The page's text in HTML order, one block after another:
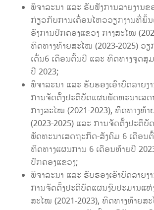
ພິຈາລະນາ ແລະ ຮັບຟັງການລາຍງານຂ
ກ່ຽວກັບການເຄື່ອນໄຫວວຽກງານທີ່ພົ້ນ
ອົງການປົກຄອງແຂວງ ກາງສະໄໝ
ທິດທາງທ້າຍສະໄໝ (2023-2025) ວ
ເດັ່ນ6 ເດືອນຕົ້ນປີ ແລະ ທິດທາງຈຸດສຸ
ປີ 2023;
ພິຈາລະນາ ແລະ ຮັບຮອງເອົາບົດລາຍ
ການຈັດຕັ້ງປະຕິບັດແຜນພັດທະນາເສ
ກາງສະໄໝ (2021-2023), ທິດທາງທ້
(2023-2025) ແລະ ການຈັດຕັ້ງປະຕິບັ
ພັດທະນາເສດຖະກິດ-ສັງຄົມ 6 ເດືອນ
ທິດທາງແຜນການ 6 ເດືອນທ້າຍປີ
ປົກຄອງແຂວງ;
ພິຈາລະນາ ແລະ ຮັບຮອງເອົາບົດລາຍ
ການຈັດຕັ້ງປະຕິບັດແຜນງົບປະມານແຫ່
ສະໄໝ (2021-2023), ທິດທາງທ້າຍສ